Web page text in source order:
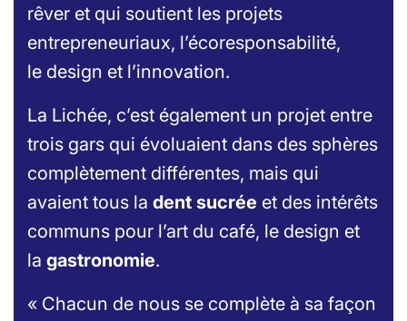
rêver et qui soutient les projets
entrepreneuriaux, l’écoresponsabilité,
le design et l’innovation.
La Lichée, c’est également un projet entre
trois gars qui évoluaient dans des sphères
complètement différentes, mais qui
avaient tous la dent sucrée et des intérêts
communs pour l’art du café, le design et
la gastronomie.
« Chacun de nous se complète à sa façon